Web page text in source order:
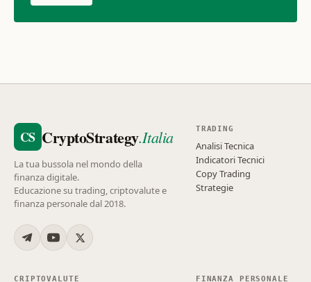
CS CryptoStrategy.Italia
La tua bussola nel mondo della
finanza digitale.
Educazione su trading, criptovalute e
finanza personale dal 2018.
TRADING
Analisi Tecnica
Indicatori Tecnici
Copy Trading
Strategie
CRIPTOVALUTE FINANZA PERSONALE